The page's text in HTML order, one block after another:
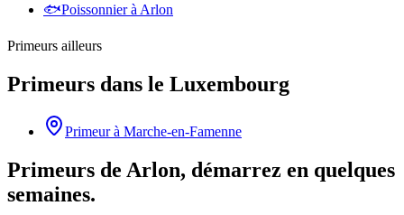
🐟Poissonnierà Arlon
Primeurs ailleurs
Primeurs dans le Luxembourg
Primeurà Marche-en-Famenne
Primeurs de Arlon, démarrez en quelques
semaines.